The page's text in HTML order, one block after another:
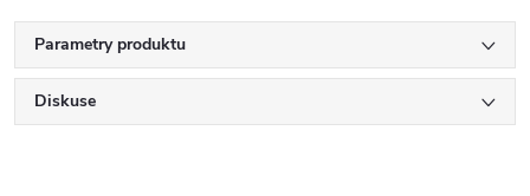
Parametry produktu
Diskuse